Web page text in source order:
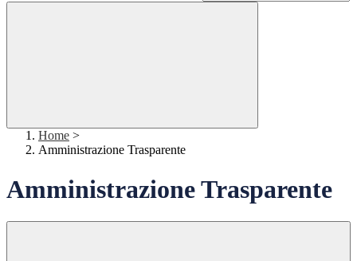
Home >
Amministrazione Trasparente
Amministrazione Trasparente